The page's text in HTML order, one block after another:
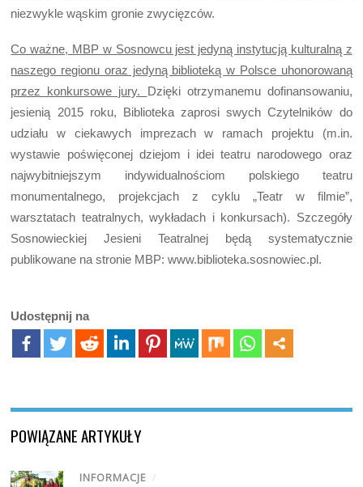
niezwykle wąskim gronie zwycięzców.
Co ważne, MBP w Sosnowcu jest jedyną instytucją kulturalną z
naszego regionu oraz jedyną biblioteką w Polsce uhonorowaną
przez konkursowe jury. Dzięki otrzymanemu dofinansowaniu,
jesienią 2015 roku, Biblioteka zaprosi swych Czytelników do
udziału w ciekawych imprezach w ramach projektu (m.in.
wystawie poświęconej dziejom i idei teatru narodowego oraz
najwybitniejszym indywidualnościom polskiego teatru
monumentalnego, projekcjach z cyklu „Teatr w filmie”,
warsztatach teatralnych, wykładach i konkursach). Szczegóły
Sosnowieckiej Jesieni Teatralnej będą systematycznie
publikowane na stronie MBP: www.biblioteka.sosnowiec.pl.
Udostępnij na
POWIĄZANE ARTYKUŁY
INFORMACJE /